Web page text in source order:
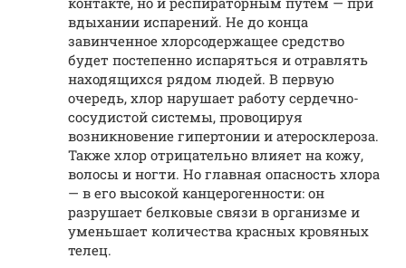
вдыхании испарений. Не до конца
завинченное хлорсодержащее средство
будет постепенно испаряться и отравлять
находящихся рядом людей. В первую
очередь, хлор нарушает работу сердечно-
сосудистой системы, провоцируя
возникновение гипертонии и атеросклероза.
Также хлор отрицательно влияет на кожу,
волосы и ногти. Но главная опасность хлора
— в его высокой канцерогенности: он
разрушает белковые связи в организме и
уменьшает количества красных кровяных
телец.